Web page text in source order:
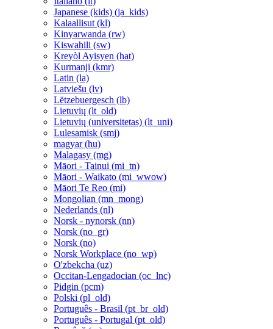
Japanese (kids) ‎(ja_kids)‎
Kalaallisut ‎(kl)‎
Kinyarwanda ‎(rw)‎
Kiswahili ‎(sw)‎
Kreyòl Ayisyen ‎(hat)‎
Kurmanji ‎(kmr)‎
Latin ‎(la)‎
Latviešu ‎(lv)‎
Lëtzebuergesch ‎(lb)‎
Lietuvių ‎(lt_old)‎
Lietuvių (universitetas) ‎(lt_uni)‎
Lulesamisk ‎(smj)‎
magyar ‎(hu)‎
Malagasy ‎(mg)‎
Māori - Tainui ‎(mi_tn)‎
Māori - Waikato ‎(mi_wwow)‎
Māori Te Reo ‎(mi)‎
Mongolian ‎(mn_mong)‎
Nederlands ‎(nl)‎
Norsk - nynorsk ‎(nn)‎
Norsk ‎(no_gr)‎
Norsk ‎(no)‎
Norsk Workplace ‎(no_wp)‎
O'zbekcha ‎(uz)‎
Occitan-Lengadocian ‎(oc_lnc)‎
Pidgin ‎(pcm)‎
Polski ‎(pl_old)‎
Português - Brasil ‎(pt_br_old)‎
Português - Portugal ‎(pt_old)‎